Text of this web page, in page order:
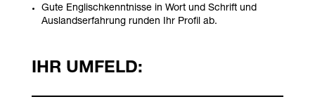
Gute Englischkenntnisse in Wort und Schrift und
Auslandserfahrung runden Ihr Profil ab.
IHR UMFELD: